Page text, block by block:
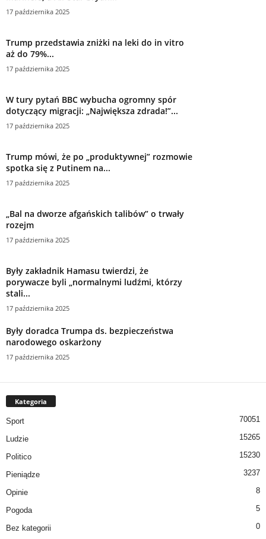
17 października 2025
W tury pytań BBC wybucha ogromny spór
dotyczący migracji: „Największa zdrada!”...
17 października 2025
Trump mówi, że po „produktywnej” rozmowie
spotka się z Putinem na...
17 października 2025
„Bal na dworze afgańskich talibów” o trwały
rozejm
17 października 2025
Były zakładnik Hamasu twierdzi, że
porywacze byli „normalnymi ludźmi, którzy
stali...
Były doradca Trumpa ds. bezpieczeństwa
narodowego oskarżony
17 października 2025
Kategoria
Sport
Politico